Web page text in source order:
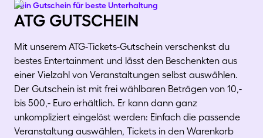
atg gutschein
Dein Gutschein für beste Unterhaltung
Mit unserem ATG-Tickets-Gutschein verschenkst du
bestes Entertainment und lässt den Beschenkten aus
einer Vielzahl von Veranstaltungen selbst auswählen.
Der Gutschein ist mit frei wählbaren Beträgen von 10,-
bis 500,- Euro erhältlich. Er kann dann ganz
unkompliziert eingelöst werden: Einfach die passende
Veranstaltung auswählen, Tickets in den Warenkorb